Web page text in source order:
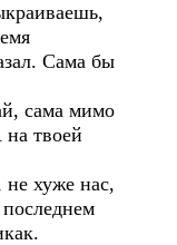
Сама бы
сама мимо
твоей
хуже нас,